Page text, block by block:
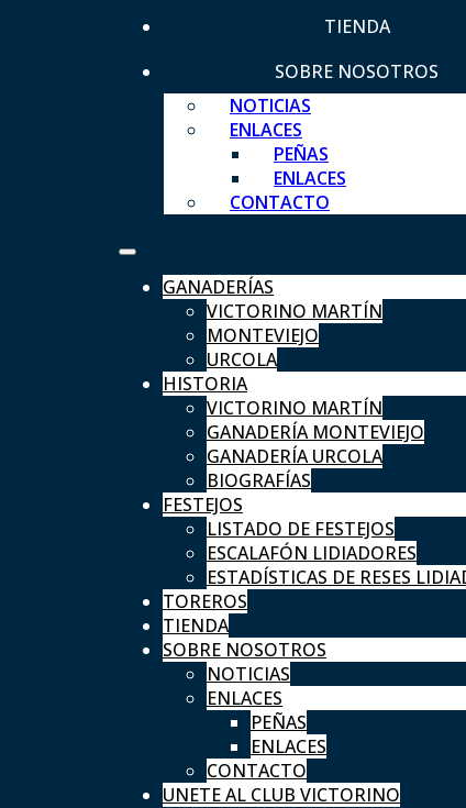
TIENDA
SOBRE NOSOTROS
NOTICIAS
ENLACES
PEÑAS
ENLACES
CONTACTO
GANADERÍAS
VICTORINO MARTÍN
MONTEVIEJO
URCOLA
HISTORIA
VICTORINO MARTÍN
GANADERÍA MONTEVIEJO
GANADERÍA URCOLA
BIOGRAFÍAS
FESTEJOS
LISTADO DE FESTEJOS
ESCALAFÓN LIDIADORES
ESTADÍSTICAS DE RESES
TOREROS
TIENDA
SOBRE NOSOTROS
NOTICIAS
ENLACES
PEÑAS
ENLACES
CONTACTO
UNETE AL CLUB VICTORINO